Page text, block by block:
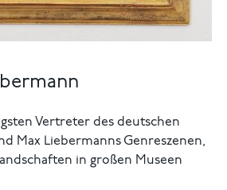
Vertreter des deutschen
Max Liebermanns Genreszenen,
in großen Museen